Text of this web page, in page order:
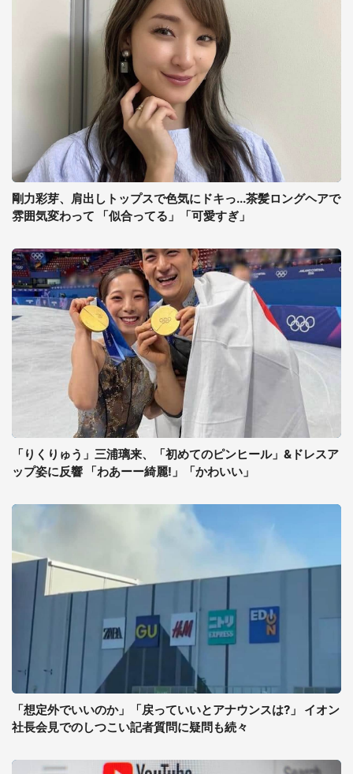
剛力彩芽、肩出しトップスで色気にドキっ...茶髪ロングヘアで
雰囲気変わって 「似合ってる」「可愛すぎ」
「りくりゅう」三浦璃来、「初めてのピンヒール」&ドレスア
ップ姿に反響 「わあーー綺麗!」「かわいい」
「想定外でいいのか」「戻っていいとアナウンスは?」 イオン
社長会見でのしつこい記者質問に疑問も続々